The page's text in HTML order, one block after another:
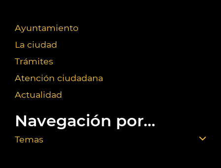
Ayuntamiento
La ciudad
Trámites
Atención ciudadana
Actualidad
Navegación por...
Temas